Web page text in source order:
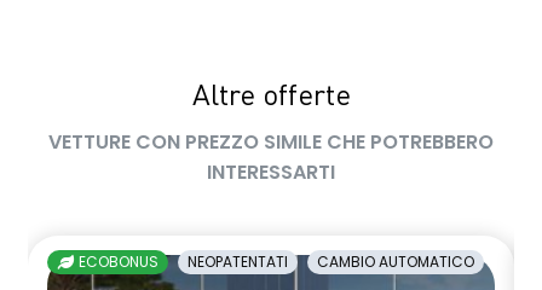
Pack standard connectivity tramite app my rnlt
retrovisori esterni richiudibili elettricamente
Altre offerte
VETTURE CON PREZZO SIMILE CHE POTREBBERO
INTERESSARTI
ECOBONUS NEOPATENTATI CAMBIO AUTOMATICO